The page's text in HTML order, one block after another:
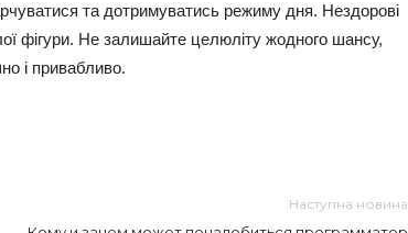
та дотримуватись режиму дня. Нездорові
фігури. Не залишайте целюліту жодного шансу,
і привабливо.
Наступна новина